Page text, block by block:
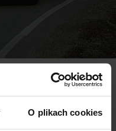
O plikach cookies